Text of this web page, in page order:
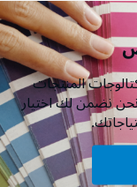
المنتجات
نضمن لك اختيار